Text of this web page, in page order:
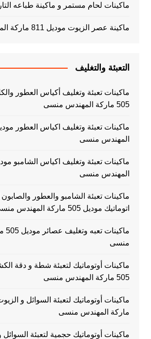
ماكينات لحام مستمر و ماكينة طباعه
ماكينة عصر الزيوت موديل 811 ماركة المهندس منسي
التعبئة والتغليف
ماكينات تعبئة وتغليف أكياس العطور
505 ماركة المهندس منسى
المهندس منسى
المهندس منسى
ماكينات تعبئة الشامبو والعطور
اتوماتيك موديل 505 ماركة المهندس منسى
منسى
ماكينات أوتوماتيك لتعبئة شطة و دقة
505 ماركة المهندس منسى
ماركة المهندس منسى
ماكينات أوتوماتيك حجمية لتعبئة